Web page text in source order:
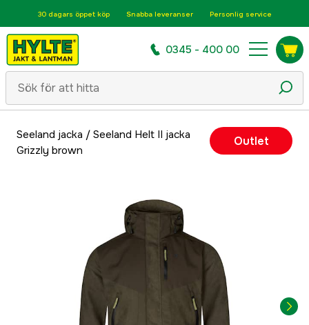
30 dagars öppet köp Snabba leveranser Personlig service
0345 - 400 00
Seeland jacka / Seeland Helt II jacka
Grizzly brown
Outlet